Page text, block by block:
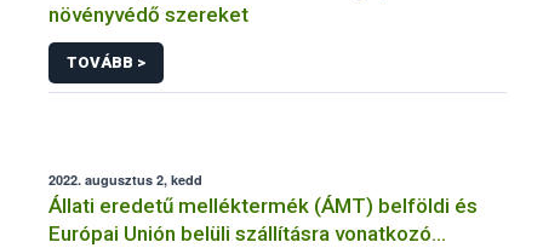
növényvédő szereket
TOVÁBB >
2022. augusztus 2, kedd
Állati eredetű melléktermék (ÁMT) belföldi és
Európai Unión belüli szállításra vonatkozó